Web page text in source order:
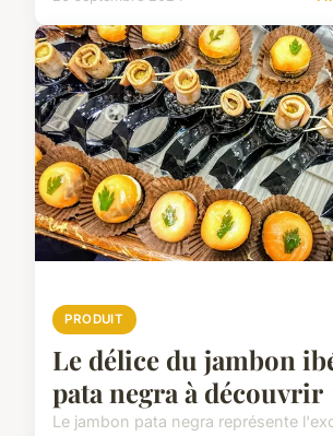
PRODUIT
Le délice du jambon
pata negra à découvrir
Le jambon pata negra représente